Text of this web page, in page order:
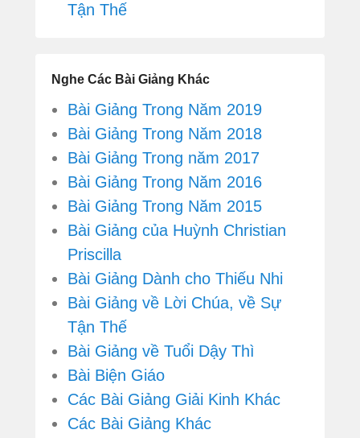
Tận Thế
Nghe Các Bài Giảng Khác
Bài Giảng Trong Năm 2019
Bài Giảng Trong Năm 2018
Bài Giảng Trong năm 2017
Bài Giảng Trong Năm 2016
Bài Giảng Trong Năm 2015
Bài Giảng của Huỳnh Christian
Priscilla
Bài Giảng Dành cho Thiếu Nhi
Bài Giảng về Lời Chúa, về Sự
Tận Thế
Bài Giảng về Tuổi Dậy Thì
Bài Biện Giáo
Các Bài Giảng Giải Kinh Khác
Các Bài Giảng Khác